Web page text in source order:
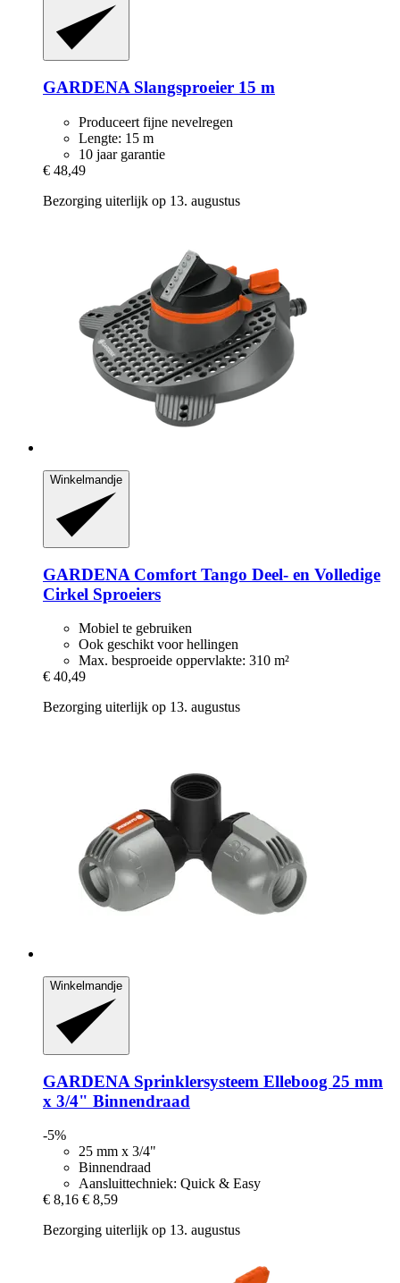
GARDENA Slangsproeier 15 m
Produceert fijne nevelregen
Lengte: 15 m
10 jaar garantie
€ 48,49
Bezorging uiterlijk op 13. augustus
Winkelmandje
GARDENA Comfort Tango Deel-​ en Volledige
Cirkel Sproeiers
Mobiel te gebruiken
Ook geschikt voor hellingen
Max. besproeide oppervlakte: 310 m²
€ 40,49
Bezorging uiterlijk op 13. augustus
Winkelmandje
GARDENA Sprinklersysteem Elleboog 25 mm
x 3/4" Binnendraad
-5%
25 mm x 3/4"
Binnendraad
Aansluittechniek: Quick & Easy
€ 8,16 € 8,59
Bezorging uiterlijk op 13. augustus